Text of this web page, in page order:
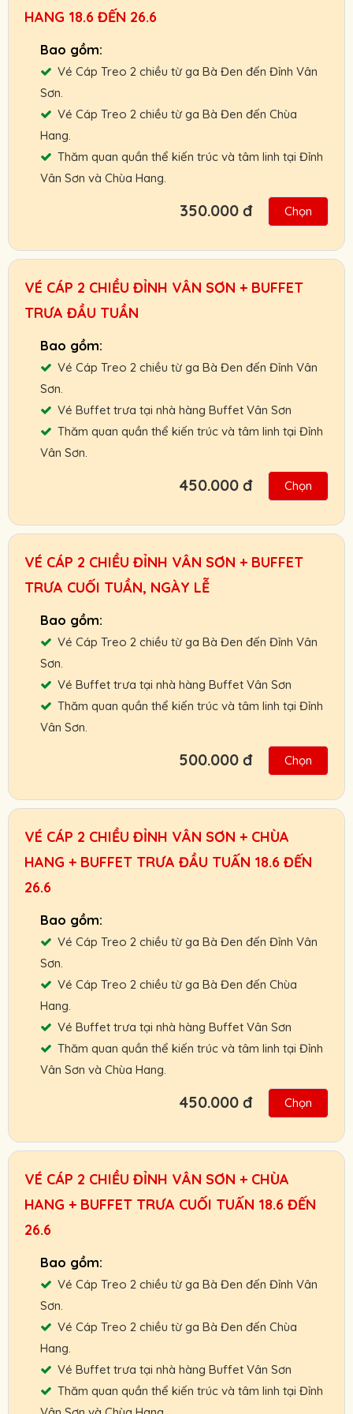
HDV, nhà xe.
Cam kết giá vé tốt nhất, hỗ trợ nhanh nhất.
Người Lớn :
Trẻ Em:350.000 VNĐ
Gọi ngay: 0901.011.772 để nhận giá vé tốt
nhất.
HANG 18.6 ĐẾN 26.6
Vé Cáp Treo 2 chiều từ ga Bà Đen đến Đỉnh Vân
Sơn.
Vé Cáp Treo 2 chiều từ ga Bà Đen đến Chùa
Hang.
Thăm quan quần thể kiến trúc và tâm linh tại Đỉnh
Vân Sơn và Chùa Hang.
Hỗ trợ giao vé tận nơi hoặc nhận và thanh
toán Booking vé tại ga cáp treo.
Chính sách ưu đãi cho đối tác, khách đoàn,
HDV, nhà xe.
Cam kết giá vé tốt nhất, hỗ trợ nhanh nhất.
Người Lớn :
Trẻ Em:350.000 VNĐ
Gọi ngay: 0901.011.772 để nhận giá vé tốt
nhất.
350.000 đ Chọn
VÉ CÁP 2 CHIỀU ĐỈNH VÂN SƠN + BUFFET
TRƯA ĐẦU TUẦN
Vé Cáp Treo 2 chiều từ ga Bà Đen đến Đỉnh Vân
Sơn.
Vé Buffet trưa tại nhà hàng Buffet Vân Sơn
Thăm quan quần thể kiến trúc và tâm linh tại Đỉnh
Vân Sơn.
Hỗ trợ giao vé tận nơi hoặc nhận và thanh
toán Booking vé tại ga cáp treo.
Chính sách ưu đãi cho đối tác, khách đoàn,
HDV, nhà xe.
Chính sách hoàn, đổi vé linh hoạt.
Cam kết giá vé tốt nhất, hỗ trợ nhanh nhất.
Người Lớn :
Trẻ Em:450.000 VNĐ
Gọi ngay: 0901.011.772 để nhận giá vé tốt
nhất.
450.000 đ Chọn
VÉ CÁP 2 CHIỀU ĐỈNH VÂN SƠN + BUFFET
TRƯA CUỐI TUẦN, NGÀY LỄ
Vé Cáp Treo 2 chiều từ ga Bà Đen đến Đỉnh Vân
Sơn.
Vé Buffet trưa tại nhà hàng Buffet Vân Sơn
Thăm quan quần thể kiến trúc và tâm linh tại Đỉnh
Vân Sơn.
Hỗ trợ giao vé tận nơi hoặc nhận và thanh
toán Booking vé tại ga cáp treo.
Chính sách ưu đãi cho đối tác, khách đoàn,
Người Lớn :700.000 VNĐ
Trẻ Em:
Gọi ngay: 0901.011.772 để nhận giá vé tốt
nhất.
500.000 đ Chọn
VÉ CÁP 2 CHIỀU ĐỈNH VÂN SƠN + CHÙA
HANG + BUFFET TRƯA ĐẦU TUẤN 18.6 ĐẾN
26.6
Vé Cáp Treo 2 chiều từ ga Bà Đen đến Đỉnh Vân
Sơn.
Vé Cáp Treo 2 chiều từ ga Bà Đen đến Chùa
Hang.
Vé Buffet trưa tại nhà hàng Buffet Vân Sơn
Thăm quan quần thể kiến trúc và tâm linh tại Đỉnh
Vân Sơn và Chùa Hang.
Hỗ trợ giao vé tận nơi hoặc nhận và thanh
toán Booking vé tại ga cáp treo.
Chính sách ưu đãi cho đối tác, khách đoàn,
Người Lớn :650.000 VNĐ
Trẻ Em:
Gọi ngay: 0901.011.772 để nhận giá vé tốt
nhất.
450.000 đ Chọn
VÉ CÁP 2 CHIỀU ĐỈNH VÂN SƠN + CHÙA
HANG + BUFFET TRƯA CUỐI TUẤN 18.6 ĐẾN
26.6
Vé Cáp Treo 2 chiều từ ga Bà Đen đến Đỉnh Vân
Sơn.
Vé Cáp Treo 2 chiều từ ga Bà Đen đến Chùa
Hang.
Vé Buffet trưa tại nhà hàng Buffet Vân Sơn
Thăm quan quần thể kiến trúc và tâm linh tại Đỉnh